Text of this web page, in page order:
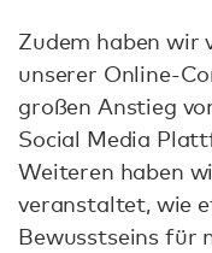
Zudem haben wir
unserer Online-
großen Anstieg
Social Media
Weiteren haben
veranstaltet, wie
Bewusstseins für